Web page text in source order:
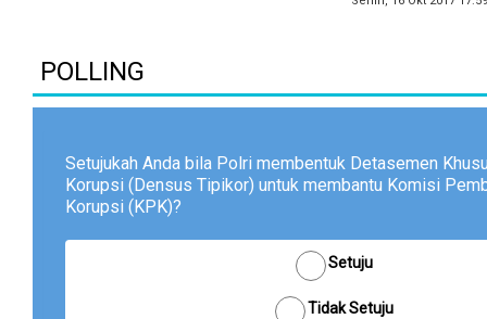
POLLING
Setujukah Anda bila Polri membentuk Detasemen
Korupsi (Densus Tipikor) untuk membantu Komisi
Korupsi (KPK)?
Setuju
Tidak Setuju